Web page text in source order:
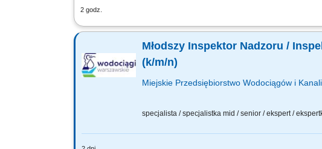
2 godz.
Zakres obowiązków: pełnienie nadzoru
Młodszy Inspektor Nadzoru /
(k/m/n)
Miejskie Przedsiębiorstwo Wodociągów i
specjalista / specjalistka mid / senior / ekspert /